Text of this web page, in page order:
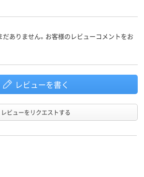
50g 49.7ｇ
50
ありません。お客様のレビューコメントをお
レビューを書く
レビューをリクエストする